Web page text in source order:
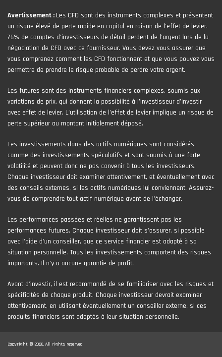
Avertissement : Les CFD sont des instruments complexes et présentent
un risque élevé de perte rapide en capital en raison de l'effet de levier.
76% de comptes d'investisseurs de détail perdent de l'argent lors de la
négociation de CFD avec ce fournisseur. Vous devez vous assurer que
vous comprenez comment les CFD fonctionnent et que vous pouvez vous
permettre de prendre le risque probable de perdre votre argent.
Les futures sont des instruments financiers complexes, soumis aux
variations de prix, qui donnent la possibilité à l’investisseur d’investir
avec effet de levier. L’utilisation de l’effet de levier implique un risque de
perte supérieur au montant initialement déposé.
Les investissements dans des actifs numériques sont considérés
comme des investissements spéculatifs et sont soumis à une forte
volatilité et peuvent donc ne pas convenir à tous les investisseurs.
Chaque investisseur doit examiner attentivement, et éventuellement avec
des conseils externes, si les actifs numériques lui conviennent. Assurez-
vous de comprendre tout actif numérique avant de l'échanger.
Les performances passées et réelles ne garantissent pas les
performances futures. Chaque investisseur doit s'assurer, si possible
avec l'aide d'un conseiller, que ce service financier est adapté à sa
situation personnelle. Tous les investissements comportent des risques
importants. Il n'y a aucune garantie de profit.
Avant d’investir, il est recommandé de se familiariser avec les risques et
spécificités de chaque produit. Chaque investisseur devrait examiner
attentivement, en utilisant éventuellement un conseiller externe, si ces
produits financiers sont adaptés à leur situation personnelle.
Copyright © 2026. All rights reserved